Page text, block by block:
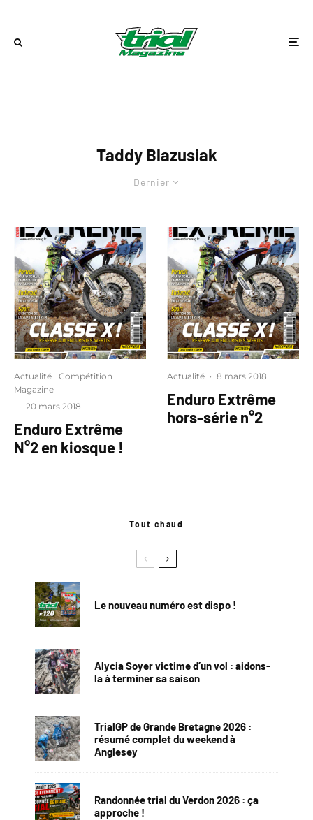
Taddy Blazusiak
Dernier
Actualité
Compétition
Magazine
· 20 mars 2018
Enduro Extrême
N°2 en kiosque !
Actualité · 8 mars 2018
Enduro Extrême
hors-série n°2
Tout chaud
Le nouveau numéro est dispo !
Alycia Soyer victime d’un vol : aidons-
la à terminer sa saison
TrialGP de Grande Bretagne 2026 :
résumé complet du weekend à
Anglesey
Randonnée trial du Verdon 2026 : ça
approche !